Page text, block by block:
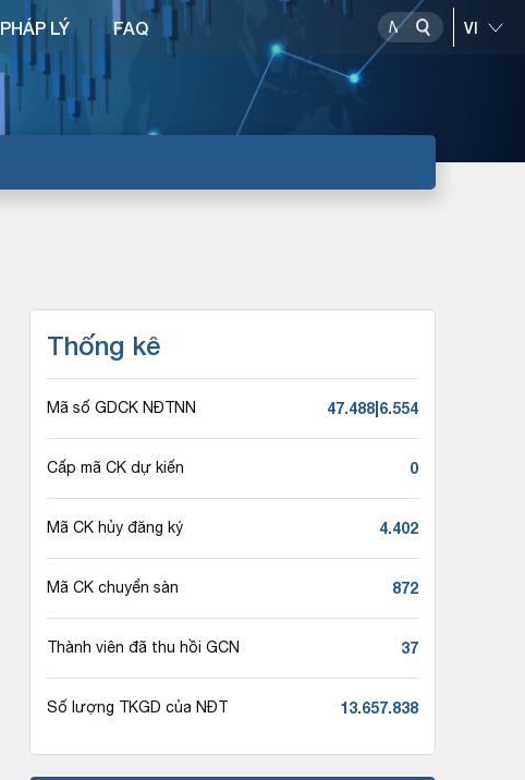
PHÁP LÝ FAQ
Thống kê
Mã số GDCK NĐTNN 47.488|6.554
Cấp mã CK dự kiến 0
Mã CK hủy đăng ký 4.402
Mã CK chuyển sàn 872
Thành viên đã thu hồi GCN 37
Số lượng TKGD của NĐT 13.657.838